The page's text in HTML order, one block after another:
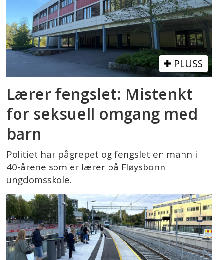
PLUSS
Lærer fengslet: Mistenkt
for seksuell omgang med
barn
Politiet har pågrepet og fengslet en mann i
40-årene som er lærer på Fløysbonn
ungdomsskole.